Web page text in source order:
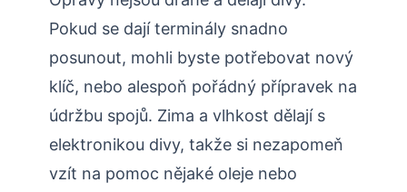
Pokud se dají terminály snadno
posunout, mohli byste potřebovat nový
klíč, nebo alespoň pořádný přípravek na
údržbu spojů. Zima a vlhkost dělají s
elektronikou divy, takže si nezapomeň
vzít na pomoc nějaké oleje nebo